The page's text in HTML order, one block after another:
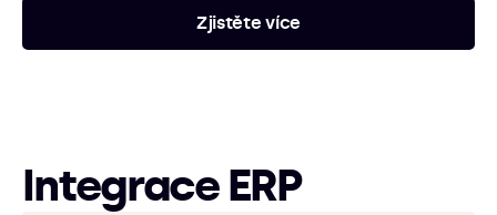
Zjistěte více
Integrace ERP